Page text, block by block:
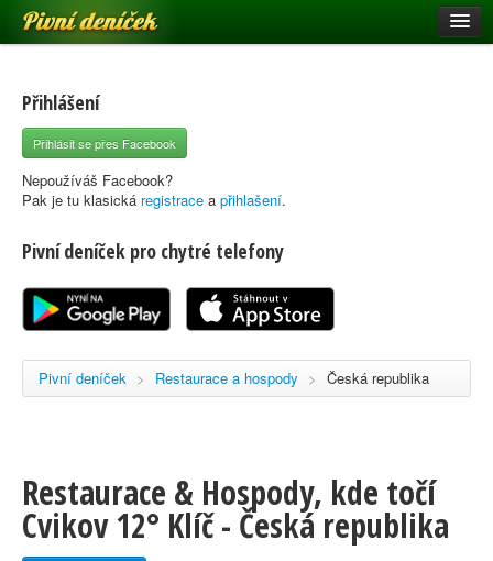
Pivní deníček
Pivní mapa
Pivní značky
Nápověda
Registrace
Přihlášení
Přihlásit se přes Facebook
Nepoužíváš Facebook?
Pak je tu klasická registrace a přihlašení.
Pivní deníček pro chytré telefony
Pivní deníček > Restaurace a hospody > Česká republika
Restaurace & Hospody, kde točí
Cvikov 12° Klíč - Česká republika